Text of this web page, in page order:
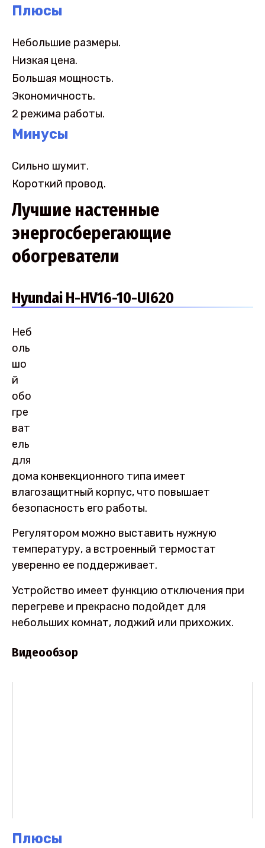
Плюсы
Небольшие размеры.
Низкая цена.
Большая мощность.
Экономичность.
2 режима работы.
Минусы
Сильно шумит.
Короткий провод.
Лучшие настенные
энергосберегающие
обогреватели
Hyundai H-HV16-10-UI620
Неб
оль
шо
й
обо
гре
ват
ель
для
дома конвекционного типа имеет
влагозащитный корпус, что повышает
безопасность его работы.
Регулятором можно выставить нужную
температуру, а встроенный термостат
уверенно ее поддерживает.
Устройство имеет функцию отключения при
перегреве и прекрасно подойдет для
небольших комнат, лоджий или прихожих.
Видеообзор
Плюсы